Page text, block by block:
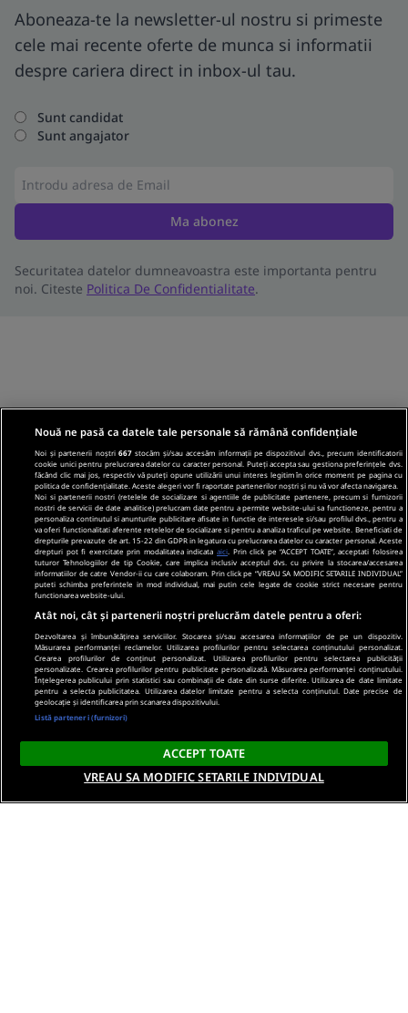
Aboneaza-te la newsletter-ul nostru si primeste
cele mai recente oferte de munca si informatii
despre cariera direct in inbox-ul tau.
Sunt candidat
Sunt angajator
Ma abonez
Securitatea datelor dumneavoastra este importanta pentru
noi. Citeste Politica De Confidentialitate.
Nouă ne pasă ca datele tale personale să rămână confidențiale
Noi și partenerii noștri667 stocăm și/sau accesăm informații pe dispozitivul dvs., precum identificatorii
cookie unici pentru prelucrarea datelor cu caracter personal. Puteți accepta sau gestiona preferințele dvs.
făcând clic mai jos, respectiv vă puteți opune utilizării unui interes legitim în orice moment pe pagina cu
politica de confidențialitate. Aceste alegeri vor fi raportate partenerilor noștri și nu vă vor afecta navigarea.
Noi si partenerii nostri (retelele de socializare si agentiile de publicitate partenere, precum si furnizorii
nostri de servicii de date analitice) prelucram date pentru a permite website-ului sa functioneze, pentru a
personaliza continutul si anunturile publicitare afisate in functie de interesele si/sau profilul dvs., pentru a
va oferi functionalitati aferente retelelor de socializare si pentru a analiza traficul pe website. Beneficiati de
drepturile prevazute de art. 15-22 din GDPR in legatura cu prelucrarea datelor cu caracter personal. Aceste
drepturi pot fi exercitate prin modalitatea indicata aici . Prin click pe “ACCEPT TOATE”, acceptati folosirea
tuturor Tehnologiilor de tip Cookie, care implica inclusiv acceptul dvs. cu privire la stocarea/accesarea
informatiilor de catre Vendor-ii cu care colaboram. Prin click pe “VREAU SA MODIFIC SETARILE INDIVIDUAL”
puteti schimba preferintele in mod individual, mai putin cele legate de cookie strict necesare pentru
functionarea website-ului.
Atât noi, cât și partenerii noștri prelucrăm datele pentru a oferi:
Dezvoltarea și îmbunătățirea serviciilor. Stocarea și/sau accesarea informațiilor de pe un dispozitiv.
Măsurarea performanței reclamelor. Utilizarea profilurilor pentru selectarea conținutului personalizat.
Crearea profilurilor de conținut personalizat. Utilizarea profilurilor pentru selectarea publicității
personalizate. Crearea profilurilor pentru publicitate personalizată. Măsurarea performanței conținutului.
Înțelegerea publicului prin statistici sau combinații de date din surse diferite. Utilizarea de date limitate
pentru a selecta publicitatea. Utilizarea datelor limitate pentru a selecta conținutul. Date precise de
geolocație și identificarea prin scanarea dispozitivului.
Listă parteneri (furnizori)
ACCEPT TOATE
VREAU SA MODIFIC SETARILE INDIVIDUAL